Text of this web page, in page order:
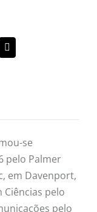
E-
mail
se
pelo Palmer
em Davenport,
Ciências pelo
pelo